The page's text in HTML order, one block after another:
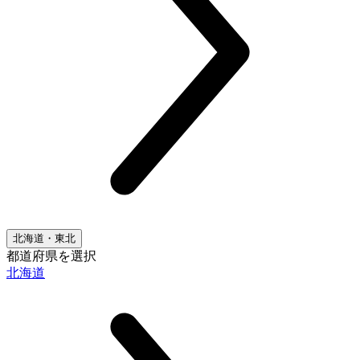
北海道・東北
都道府県を選択
北海道